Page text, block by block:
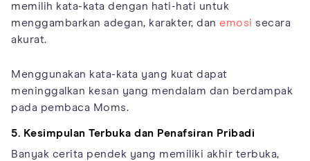
memilih kata-kata dengan hati-hati untuk
menggambarkan adegan, karakter, dan emosi secara
akurat.
Menggunakan kata-kata yang kuat dapat
meninggalkan kesan yang mendalam dan berdampak
pada pembaca Moms.
5. Kesimpulan Terbuka dan Penafsiran Pribadi
Banyak cerita pendek yang memiliki akhir terbuka,